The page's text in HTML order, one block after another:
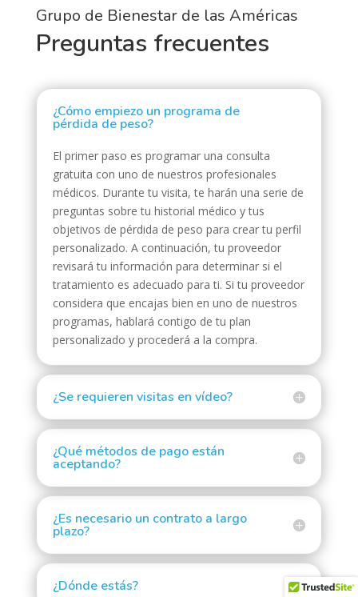
Grupo de Bienestar de las Américas
Preguntas frecuentes
¿Cómo empiezo un programa de
pérdida de peso?
El primer paso es programar una consulta
gratuita con uno de nuestros profesionales
médicos. Durante tu visita, te harán una serie de
preguntas sobre tu historial médico y tus
objetivos de pérdida de peso para crear tu perfil
personalizado. A continuación, tu proveedor
revisará tu información para determinar si el
tratamiento es adecuado para ti. Si tu proveedor
considera que encajas bien en uno de nuestros
programas, hablará contigo de tu plan
personalizado y procederá a la compra.
¿Se requieren visitas en vídeo?
¿Qué métodos de pago están
aceptando?
¿Es necesario un contrato a largo
plazo?
¿Dónde estás?